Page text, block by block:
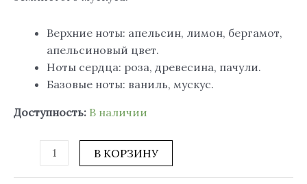
Верхние ноты: апельсин, лимон, бергамот,
апельсиновый цвет.
Ноты сердца: роза, древесина, пачули.
Базовые ноты: ваниль, мускус.
Доступность: В наличии
В КОРЗИНУ